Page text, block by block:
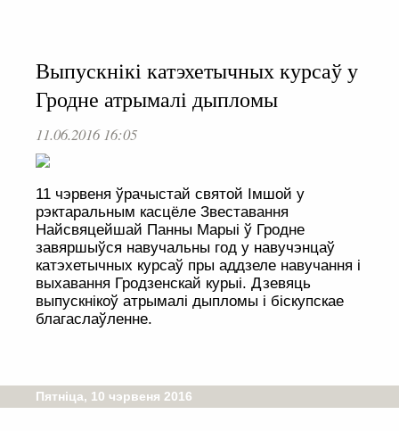
Выпускнікі катэхетычных курсаў у
Гродне атрымалі дыпломы
11.06.2016 16:05
11 чэрвеня ўрачыстай святой Імшой у
рэктаральным касцёле Звеставання
Найсвяцейшай Панны Марыі ў Гродне
завяршыўся навучальны год у навучэнцаў
катэхетычных курсаў пры аддзеле навучання і
выхавання Гродзенскай курыі. Дзевяць
выпускнікоў атрымалі дыпломы і біскупскае
благаслаўленне.
Пятніца, 10 чэрвеня 2016